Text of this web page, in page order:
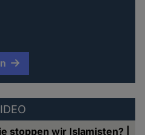
stoppen wir Islamisten? |